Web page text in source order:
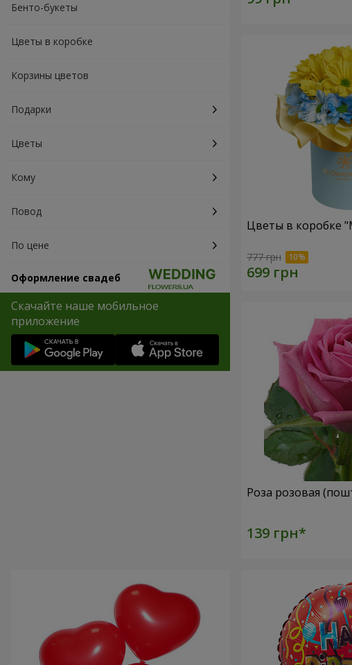
Бенто-букеты
Цветы в коробке
Корзины цветов
Подарки
Цветы
Кому
Повод
По цене
Оформление свадеб
Скачайте наше мобильное
приложение
Цветы в коробке
777 грн
Роза розовая